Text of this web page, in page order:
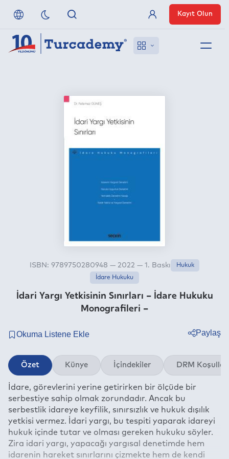
Referanslarımız
Üye Girişi
Kayıt Olun
İdari Yargı Yetkisinin Sınırları – İdare Hukuku
Monografileri –
ISBN: 9789750280948 — 2022 — 1. Baskı
Hukuk
İdare Hukuku
Paylaş
Twitter
Linkedin
Whatsapp
Telegram
E-mail
Özet Künye İçindekiler DRM Koşulları
İdare, görevlerini yerine getirirken bir ölçüde bir
serbestiye sahip olmak zorundadır. Ancak bu
serbestlik idareye keyfilik, sınırsızlık ve hukuk dışılık
yetkisi vermez. İdari yargı, bu tespiti yaparak idareyi
hukuk içinde tutar ve olması gereken hukuku söyler.
Zira idari yargı, yapacağı yargısal denetimde hem
idarenin hareket sınırlarını çizmekte hem de kendi